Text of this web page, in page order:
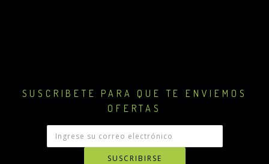
SUSCRIBETE PARA QUE TE ENVIEMOS
OFERTAS
SUSCRIBIRSE